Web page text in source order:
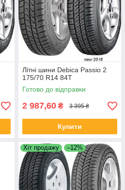
Літні шини Debica Passio 2
175/70 R14 84T
Готово до відправки
2 987,60 ₴ 3 395 ₴
Купити
Хіт продажу –12%